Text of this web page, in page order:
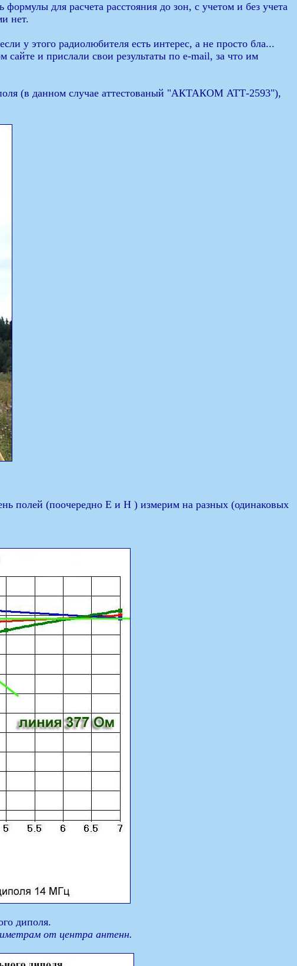
для расчета расстояния до зон, с учетом и без учета
нет.
у этого радиолюбителя есть интерес, а не просто бла...
и прислали свои результаты по e-mail, за что им
(в данном случае аттестованый "АКТАКОМ АТТ-2593"),
полей (поочередно Е и Н ) измерим на разных (одинаковых
диполя.
от центра антенн.